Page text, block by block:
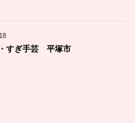
すぎ手芸 平塚市